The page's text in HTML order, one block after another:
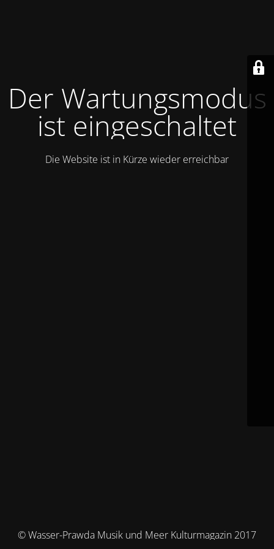
Der Wartungsmodus
ist eingeschaltet
Die Website ist in Kürze wieder erreichbar
© Wasser-Prawda Musik und Meer Kulturmagazin 2017